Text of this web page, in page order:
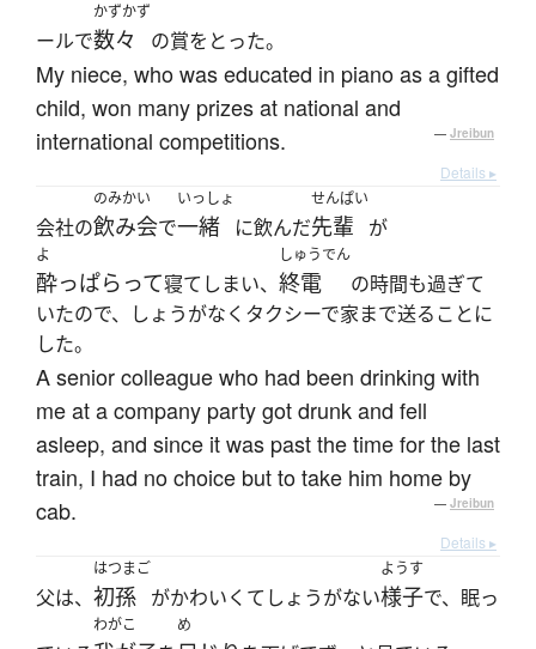
ールで
かずかず
数々 の賞をとった。
My niece, who was educated in piano as a gifted
child, won many prizes at national and
international competitions.
— Jreibun
Details ▸
会社の
のみかい
飲み会で
いっしょ
一緒 に飲んだ
せんぱい
先輩 が
よ
酔っぱらって寝てしまい、
しゅうでん
終電
の時間も過ぎて
いたので、しょうがなくタクシーで家まで送ることに
した。
A senior colleague who had been drinking with
me at a company party got drunk and fell
asleep, and since it was past the time for the last
train, I had no choice but to take him home by
cab.
— Jreibun
Details ▸
父は、
はつまご
初孫 がかわいくてしょうがない
ようす
様子で、眠っ
わがこ め